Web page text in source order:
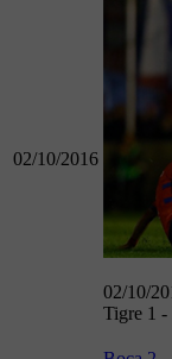
02/10/2016
02/10/
Tigre 1 -